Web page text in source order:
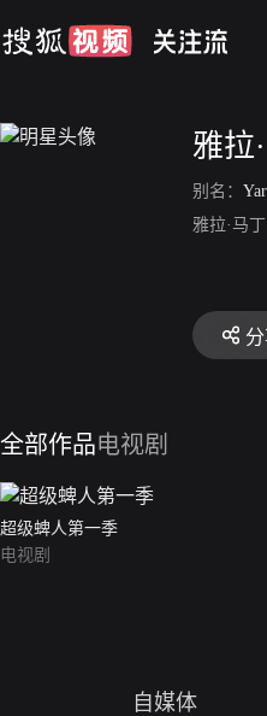
雅拉
别名：
雅拉·马
全部作品电视剧
超级蜱人第一季
电视剧
自媒体